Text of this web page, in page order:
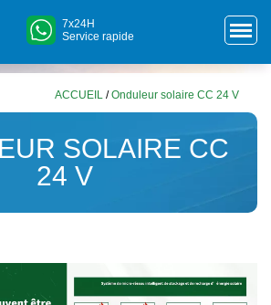
7x24H
Service rapide
ACCUEIL /Onduleur solaire CC 24 V
SOLAIRE CC
24 V